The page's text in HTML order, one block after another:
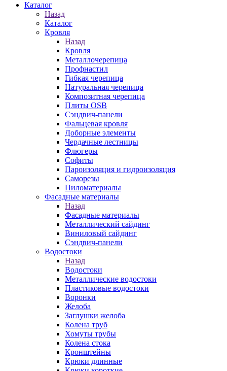
Каталог
Назад
Каталог
Кровля
Назад
Кровля
Металлочерепица
Профнастил
Гибкая черепица
Натуральная черепица
Композитная черепица
Плиты OSB
Сэндвич-панели
Фальцевая кровля
Доборные элементы
Чердачные лестницы
Флюгеры
Софиты
Пароизоляция и гидроизоляция
Саморезы
Пиломатериалы
Фасадные материалы
Назад
Фасадные материалы
Металлический сайдинг
Виниловый сайдинг
Сэндвич-панели
Водостоки
Назад
Водостоки
Металлические водостоки
Пластиковые водостоки
Воронки
Желоба
Заглушки желоба
Колена труб
Хомуты трубы
Колена стока
Кронштейны
Крюки длинные